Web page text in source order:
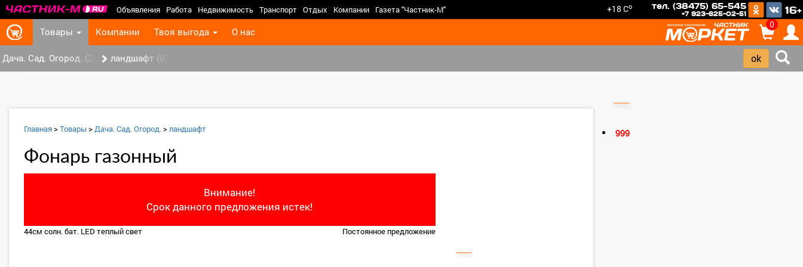
Объявления Работа Недвижимость Транспорт Отдых Компании Газета "Частник-М" +18 Co тел. (38475) 65-545
+7 923-625-02-51 16+
Товары Компании Твоя выгода О нас
0
>
Дача. Сад. Огород. (2) ландшафт (0)
Главная>Товары >Дача. Сад. Огород.>ландшафт
Фонарь газонный
Внимание!
Срок данного предложения истек!
44см солн. бат. LED теплый свет Постоянное предложение
999
‹ ›